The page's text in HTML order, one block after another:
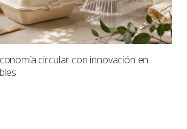
circular con innovación en